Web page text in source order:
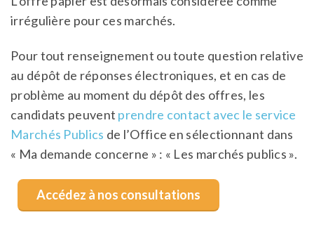
irrégulière pour ces marchés.
Pour tout renseignement ou toute question relative
au dépôt de réponses électroniques, et en cas de
problème au moment du dépôt des offres, les
candidats peuvent prendre contact avec le service
Marchés Publics de l’Office en sélectionnant dans
« Ma demande concerne » : « Les marchés publics ».
Accédez à nos consultations